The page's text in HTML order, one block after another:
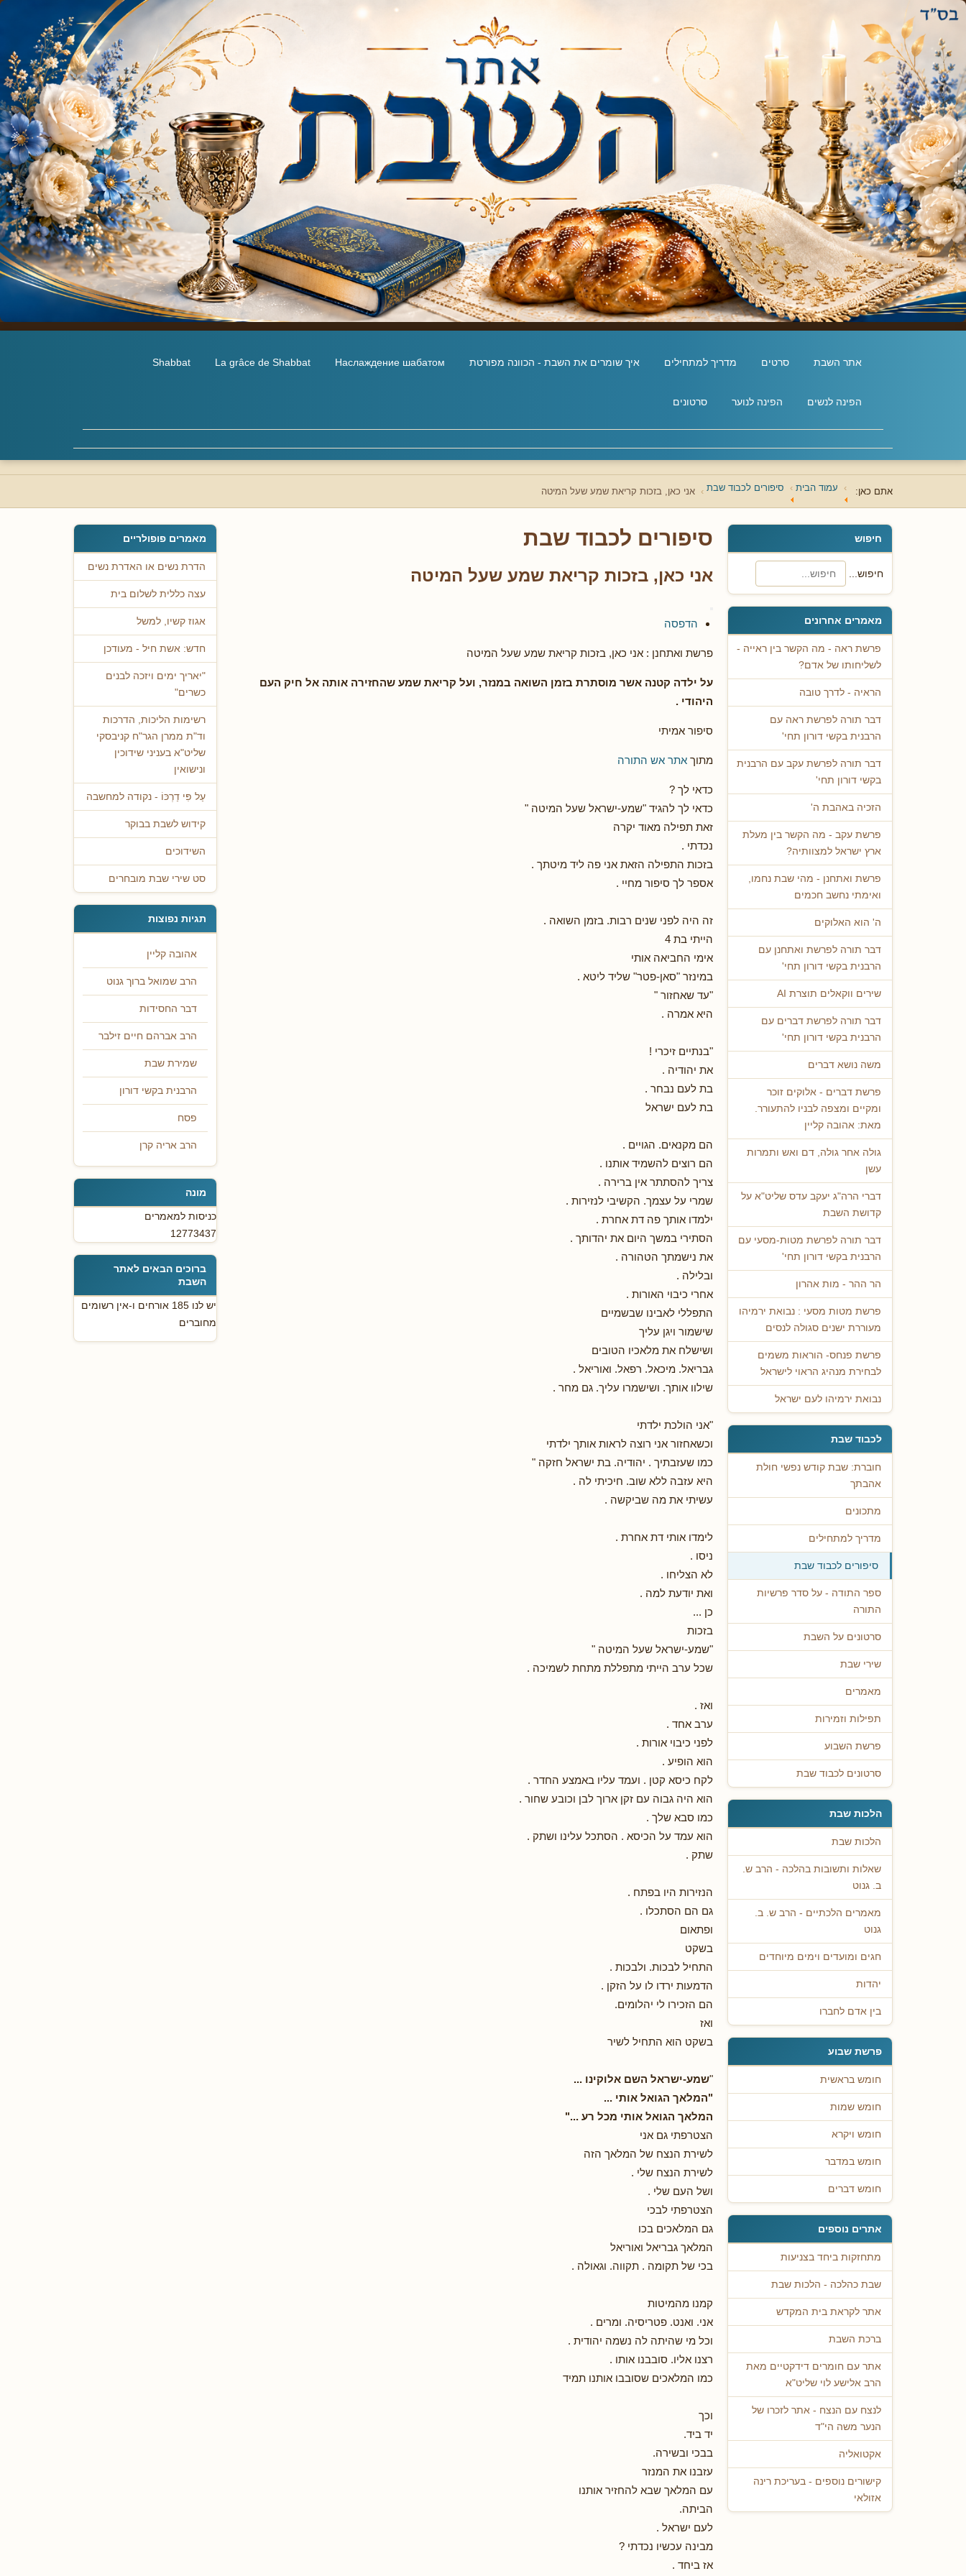
אתר השבת סרטים מדריך למתחילים איך שומרים את השבת - הכוונה מפורטת Наслаждение шабатом
La grâce de Shabbat
Shabbat
הפינה לנשים הפינה לנוער סרטונים
אתם כאן: עמוד הבית סיפורים לכבוד שבת אני כאן, בזכות קריאת שמע שעל המיטה
חיפוש
חיפוש...
מאמרים אחרונים
פרשת ראה - מה הקשר בין ראייה -
לשליחותו של אדם?
הראיה - לדרך טובה
דבר תורה לפרשת ראה עם
הרבנית בקשי דורון תחי'
דבר תורה לפרשת עקב עם הרבנית
בקשי דורון תחי'
הזכיה באהבת ה'
פרשת עקב - מה הקשר בין מעלת
ארץ ישראל למצוותיה?
פרשת ואתחנן - מהי שבת נחמו,
ואימתי נחשב חכמים
ה' הוא האלוקים
דבר תורה לפרשת ואתחנן עם
הרבנית בקשי דורון תחי'
שירים ווקאלים תוצרת AI
דבר תורה לפרשת דברים עם
הרבנית בקשי דורון תחי'
משה נושא דברים
פרשת דברים - אלוקים זוכר
ומקיים ומצפה לבניו להתעורר.
מאת: אהובה קליין
גולה אחר גולה, דם ואש ותמרות
עשן
דברי הרה"ג יעקב עדס שליט"א על
קדושת השבת
דבר תורה לפרשת מטות-מסעי עם
הרבנית בקשי דורון תחי'
הר ההר - מות אהרון
פרשת מטות מסעי : נבואת ירמיהו
מעוררת ישנים סגולה לנסים
פרשת פנחס- הוראות משמים
לבחירת מנהיג הראוי לישראל
נבואת ירמיהו לעם ישראל
לכבוד שבת
חוברת: שבת קודש נפשי חולת
אהבתך
מתכונים
מדריך למתחילים
סיפורים לכבוד שבת
ספר התודה - על סדר פרשיות
התורה
סרטונים על השבת
שירי שבת
מאמרים
תפילות וזמירות
פרשת השבוע
סרטונים לכבוד שבת
הלכות שבת
הלכות שבת
שאלות ותשובות בהלכה - הרב ש.
ב. גנוט
מאמרים הלכתיים - הרב ש. ב.
גנוט
חגים ומועדים וימים מיוחדים
יהדות
בין אדם לחברו
פרשת שבוע
חומש בראשית
חומש שמות
חומש ויקרא
חומש במדבר
חומש דברים
אתרים נוספים
מתחזקות ביחד בצניעות
שבת כהלכה - הלכות שבת
אתר לקראת בית המקדש
ברכת השבת
אתר עם חומרים דידקטיים מאת
הרב אלישע לוי שליט"א
לנצח עם הנצח - אתר לזכרו של
הנער משה הי"ד
אקטואליה
קישורים נוספים - בעריכת רינה
אזולאי
סיפורים לכבוד שבת
אני כאן, בזכות קריאת שמע שעל המיטה
הדפסה
פרשת ואתחנן : אני כאן, בזכות קריאת שמע שעל המיטה
על ילדה קטנה אשר מוסתרת בזמן השואה במנזר, ועל קריאת שמע שהחזירה אותה אל חיק העם
היהודי .
סיפור אמיתי
מתוך אתר אש התורה
כדאי לך ?
כדאי לך להגיד "שמע-ישראל שעל המיטה "
זאת תפילה מאוד יקרה
נכדתי .
בזכות התפילה הזאת אני פה ליד מיטתך .
אספר לך סיפור מחיי .
זה היה לפני שנים רבות. בזמן השואה .
הייתי בת 4
אימי החביאה אותי
במינזר "סאן-פטר" שליד ליטא .
"עד שאחזור "
היא אמרה .
"בנתיים זיכרי !
את יהודיה .
בת לעם נבחר .
בת לעם ישראל
הם מקנאים. הגויים .
הם רוצים להשמיד אותנו .
צריך להסתתר אין ברירה .
שמרי על עצמך. הקשיבי לנזירות .
ילמדו אותך פה דת אחרת .
הסתירי במשך היום את יהדותך .
את נישמתך הטהורה .
ובלילה .
אחרי כיבוי האורות .
התפללי לאבינו שבשמיים
שישמור ויגן עליך
ושישלח את מלאכיו הטובים
גבריאל. מיכאל. רפאל. ואוריאל .
שילוו אותך. ושישמרו עליך. גם מחר .
"אני הולכת ילדתי
וכשאחזור אני רוצה לראות אותך ילדתי
כמו שעזבתיך . יהודיה. בת ישראל חזקה "
היא עזבה ללא שוב. חיכיתי לה .
עשיתי את מה שביקשה .
לימדו אותי דת אחרת .
ניסו .
לא הצליחו .
ואת יודעת למה .
כן ...
בזכות
"שמע-ישראל שעל המיטה "
שכל ערב הייתי מתפללת מתחת לשמיכה .
ואז .
ערב אחד .
לפני כיבוי אורות .
הוא הופיע .
לקח כיסא קטן . ועמד עליו באמצע החדר .
הוא היה גבוה עם זקן ארוך לבן וכובע שחור .
כמו סבא שלך .
הוא עמד על הכיסא . הסתכל עלינו ושתק .
שתק .
הנזירות היו בפתח .
גם הם הסתכלו .
ופתאום
בשקט
התחיל לבכות. ולבכות .
הדמעות ירדו לו על הזקן .
הם הזכירו לי יהלומים.
ואז
בשקט הוא התחיל לשיר
"שמע-ישראל השם אלוקינו ...
"המלאך הגואל אותי ...
המלאך הגואל אותי מכל רע ..."
הצטרפתי גם אני
לשירת הנצח של המלאך הזה
לשירת הנצח שלי .
ושל העם שלי .
הצטרפתי לבכי
גם המלאכים בכו
המלאך גבריאל ואוריאל
בכי של תקומה . תקווה. וגאולה .
קמנו מהמיטות
אני. ואנט. פטריסיה. ומרים .
וכל מי שהיתה לה נשמה יהודית .
רצנו אליו. סובבנו אותו .
כמו המלאכים שסובבו אותנו תמיד
וכך
יד ביד.
בבכי ובשירה.
עזבנו את המנזר
עם המלאך שבא להחזיר אותנו
הביתה.
לעם ישראל .
מבינה עכשיו נכדתי ?
אז ביחד .
מאמרים פופולריים
הדרת נשים או האדרת נשים
עצה כללית לשלום בית
אגוז קשיו, למשל
חדש: אשת חיל - מעודכן
"יאריך ימים ויזכה לבנים
כשרים"
רשימות הליכות, הדרכות
וד"ת ממרן הגר"ח קניבסקי
שליט"א בעניני שידוכין
ונישואין
עַל פִּי דַרְכּוֹ - נקודה למחשבה
קידוש לשבת בבוקר
השידוכים
סט שירי שבת מובחרים
תגיות נפוצות
אהובה קליין
הרב שמואל ברוך גנוט
דבר החסידות
הרב אברהם חיים זילבר
שמירת שבת
הרבנית בקשי דורון
פסח
הרב אריה קרן
מונה
כניסות למאמרים
12773437
ברוכים הבאים לאתר
השבת
יש לנו 185 אורחים ו-אין רשומים
מחוברים